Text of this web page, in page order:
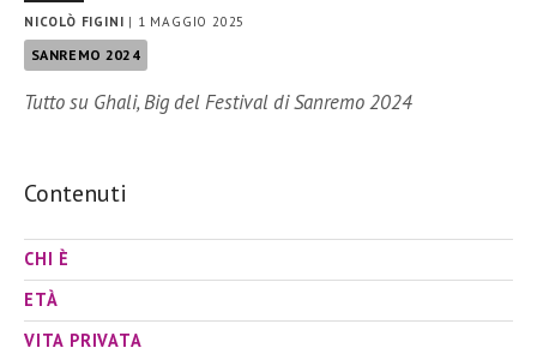
NICOLÒ FIGINI | 1 MAGGIO 2025
SANREMO 2024
Tutto su Ghali, Big del Festival di Sanremo 2024
Contenuti
CHI È
ETÀ
VITA PRIVATA